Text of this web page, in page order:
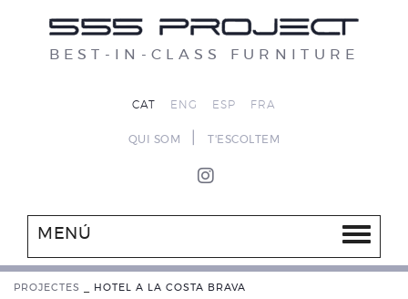
BEST-IN-CLASS FURNITURE
CAT ENG ESP FRA
QUI SOM T'ESCOLTEM
MENÚ
PROJECTES HOTEL A LA COSTA BRAVA